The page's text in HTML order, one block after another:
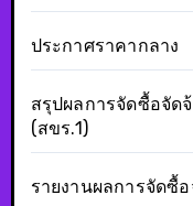
ประกาศราคากลาง
สรุปผลการจัดซื้อจัด
(สขร.1)
รายงานผลการจัดซื้